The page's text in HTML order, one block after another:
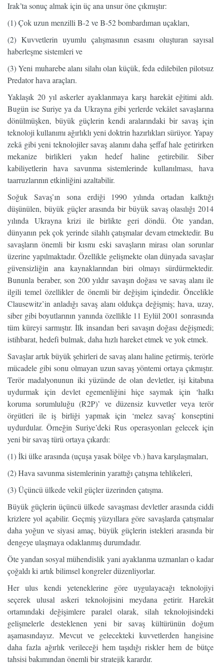
Irak’ta sonuç almak için üç ana unsur öne çıkmıştır:
(1) Çok uzun menzilli B-2 ve B-52 bombardıman uçakları,
(2) Kuvvetlerin uyumlu çalışmasının esasını oluşturan sayısal
haberleşme sistemleri ve
(3) Yeni muharebe alanı silahı olan küçük, feda edilebilen pilotsuz
Predator hava araçları.
Yaklaşık 20 yıl askerler ayaklanmaya karşı harekât eğitimi aldı.
Bugün ise Suriye ya da Ukrayna gibi yerlerde vekâlet savaşlarına
dönülmüşken, büyük güçlerin kendi aralarındaki bir savaş için
teknoloji kullanımı ağırlıklı yeni doktrin hazırlıkları sürüyor. Yapay
zekâ gibi yeni teknolojiler savaş alanını daha şeffaf hale getirirken
mekanize birlikleri yakın hedef haline getirebilir. Siber
kabiliyetlerin hava savunma sistemlerinde kullanılması, hava
taarruzlarının etkinliğini azaltabilir.
Soğuk Savaş’ın sona erdiği 1990 yılında ortadan kalktığı
düşünülen, büyük güçler arasında bir büyük savaş olasılığı 2014
yılında Ukrayna krizi ile birlikte geri döndü. Öte yandan,
dünyanın pek çok yerinde silahlı çatışmalar devam etmektedir. Bu
savaşların önemli bir kısmı eski savaşların mirası olan sorunlar
üzerine yapılmaktadır. Özellikle gelişmekte olan dünyada savaşlar
güvensizliğin ana kaynaklarından biri olmayı sürdürmektedir.
Bununla beraber, son 200 yıldır savaşın doğası ve savaş alanı ile
ilgili temel özellikler de önemli bir değişim içindedir. Öncelikle
Clausewitz’in anladığı savaş alanı oldukça değişmiş; hava, uzay,
siber gibi boyutlarının yanında özellikle 11 Eylül 2001 sonrasında
tüm küreyi sarmıştır. İlk insandan beri savaşın doğası değişmedi;
istihbarat, hedefi bulmak, daha hızlı hareket etmek ve yok etmek.
Savaşlar artık büyük şehirleri de savaş alanı haline getirmiş, terörle
mücadele gibi sonu olmayan uzun savaş yöntemi ortaya çıkmıştır.
Terör madalyonunun iki yüzünde de olan devletler, işi kitabına
uydurmak için devlet egemenliğini hiçe saymak için ‘halkı
koruma sorumluluğu (R2P)’ ve düzensiz kuvvetler veya terör
örgütleri ile iş birliği yapmak için ‘melez savaş’ konseptini
uydurdular. Örneğin Suriye’deki Rus operasyonları gelecek için
yeni bir savaş türü ortaya çıkardı:
(1) İki ülke arasında (uçuşa yasak bölge vb.) hava karşılaşmaları,
(2) Hava savunma sistemlerinin yarattığı çatışma tehlikeleri,
(3) Üçüncü ülkede vekil güçler üzerinden çatışma.
Büyük güçlerin üçüncü ülkede savaşması devletler arasında ciddi
krizlere yol açabilir. Geçmiş yüzyıllara göre savaşlarda çatışmalar
daha yoğun ve siyasi amaç, büyük güçlerin istekleri arasında bir
dengeye ulaşmaya odaklanmış durumdadır.
Öte yandan sosyal mühendislik yani ayaklanma uzmanları o kadar
çoğaldı ki artık bilimsel kongreler düzenliyorlar.
Her ulus kendi yeteneklerine göre uygulayacağı teknolojiyi
seçerek ulusal askeri teknolojisini meydana getirir. Harekât
ortamındaki değişimlere paralel olarak, silah teknolojisindeki
gelişmelerle desteklenen yeni bir savaş kültürünün doğum
aşamasındayız. Mevcut ve gelecekteki kuvvetlerden hangisine
daha fazla ağırlık verileceği hem taşıdığı riskler hem de bütçe
tahsisi bakımından önemli bir stratejik karardır.